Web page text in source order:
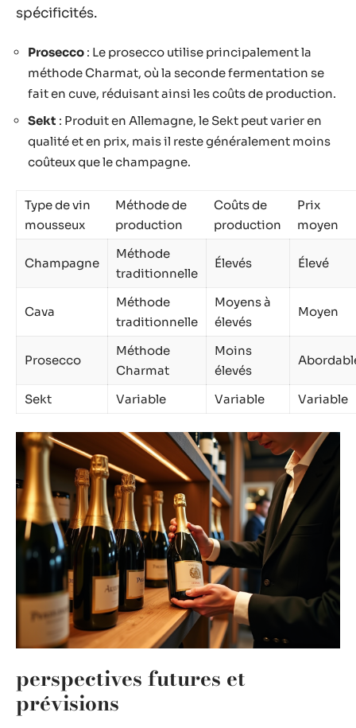
spécificités.
Prosecco : Le prosecco utilise principalement la
méthode Charmat, où la seconde fermentation se
fait en cuve, réduisant ainsi les coûts de production.
Sekt : Produit en Allemagne, le Sekt peut varier en
qualité et en prix, mais il reste généralement moins
coûteux que le champagne.
Type de vin
mousseux
Méthode de
production
Coûts de
production
Prix
moyen
Champagne
Méthode
traditionnelle
Élevés Élevé
Cava
Méthode
traditionnelle
Moyens à
élevés
Moyen
Prosecco
Méthode
Charmat
Moins
élevés
Sekt Variable Variable Variable
perspectives futures et
prévisions